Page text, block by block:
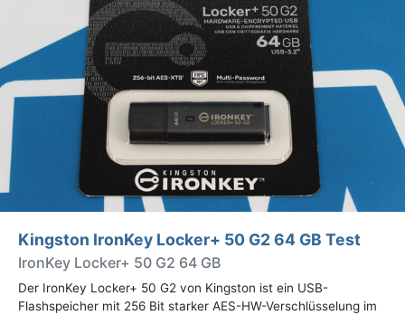
Kingston IronKey Locker+ 50 G2 64 GB Test
IronKey Locker+ 50 G2 64 GB
Der IronKey Locker+ 50 G2 von Kingston ist ein USB-
Flashspeicher mit 256 Bit starker AES-HW-Verschlüsselung im